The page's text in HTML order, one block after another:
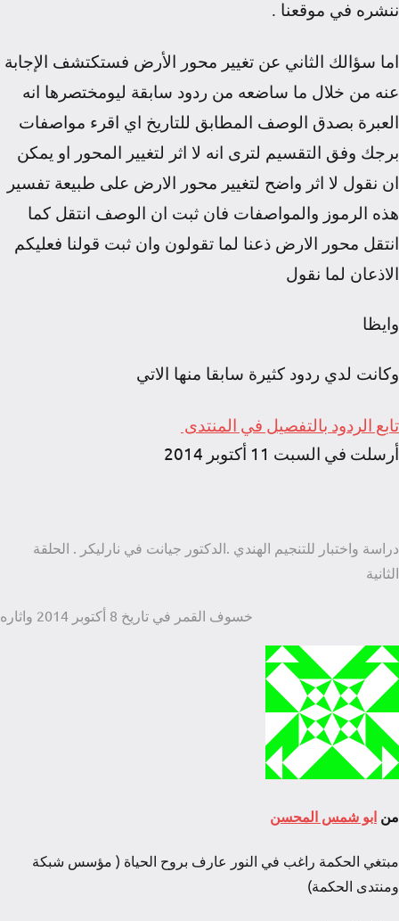
ننشره في موقعنا .
اما سؤالك الثاني عن تغيير محور الأرض فستكتشف الإجابة
عنه من خلال ما ساضعه من ردود سابقة ليومختصرها انه
العبرة بصدق الوصف المطابق للتاريخ اي اقرء مواصفات
برجك وفق التقسيم لترى انه لا اثر لتغيير المحور او يمكن
ان نقول لا اثر واضح لتغيير محور الارض على طبيعة تفسير
هذه الرموز والمواصفات فان ثبت ان الوصف انتقل كما
انتقل محور الارض ذعنا لما تقولون وان ثبت قولنا فعليكم
الاذعان لما نقول
وايظا
وكانت لدي ردود كثيرة سابقا منها الاتي
تابع الردود بالتفصيل في المنتدى
أرسلت في السبت 11 أكتوبر 2014
تصفّح
المقالات
دراسة واختبار للتنجيم الهندي .الدكتور جيانت في نارليكر . الحلقة
الثانية
خسوف القمر في تاريخ 8 أكتوبر 2014 واثاره
من ابو شمس المحسن
مبتغي الحكمة راغب في النور عارف بروح الحياة ( مؤسس شبكة
ومنتدى الحكمة)